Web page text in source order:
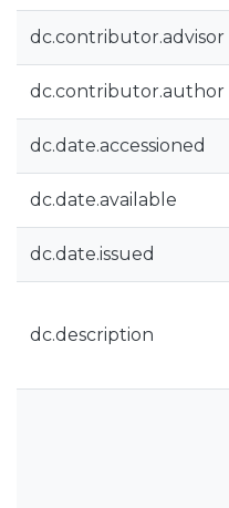
dc.contributor.advisor
dc.contributor.author
dc.date.accessioned
dc.date.available
dc.date.issued
dc.description